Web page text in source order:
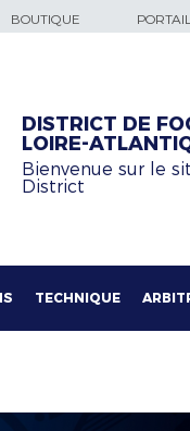
BOUTIQUE
DISTRICT DE
LOIRE-
Bienvenue sur le
District
TECHNIQUE